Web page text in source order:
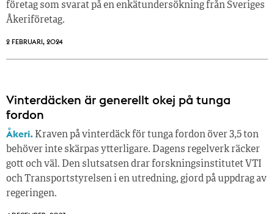
företag som svarat på en enkätundersökning från Sveriges
Åkeriföretag.
2 FEBRUARI, 2024
Vinterdäcken är generellt okej på tunga
fordon
Åkeri. Kraven på vinterdäck för tunga fordon över 3,5 ton
behöver inte skärpas ytterligare. Dagens regelverk räcker
gott och väl. Den slutsatsen drar forskningsinstitutet VTI
och Transportstyrelsen i en utredning, gjord på uppdrag av
regeringen.